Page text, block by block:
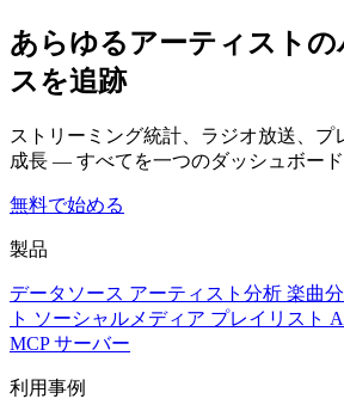
あらゆるアーティスト
スを追跡
ストリーミング統計、ラジオ放送、プ
成長 — すべてを一つのダッシュボード
無料で始める
製品
データソース アーティスト分析 楽曲
ト ソーシャルメディア プレイリスト
MCP サーバー
利用事例